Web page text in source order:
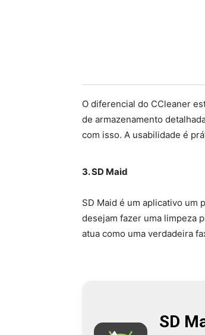
O diferencial do CCleaner
de armazenamento
com isso. A usabilidade é
3. SD Maid
SD Maid é um aplicativo um
desejam fazer uma limpeza
atua como uma verdadeira
SD